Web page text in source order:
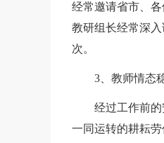
经常邀请省市、
教研组长经常深
次。
3、教师情态稳
经过工作前的安
一同运转的耕耘